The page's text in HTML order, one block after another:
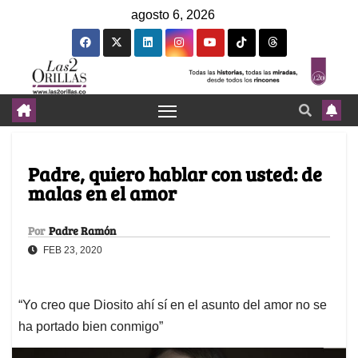
agosto 6, 2026
Padre, quiero hablar con usted: de
malas en el amor
Por Padre Ramón
FEB 23, 2020
“Yo creo que Diosito ahí sí en el asunto del amor no se
ha portado bien conmigo”